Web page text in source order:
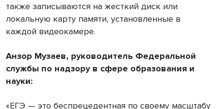
также записываются на жесткий диск или
локальную карту памяти, установленные в
каждой видеокамере.
Анзор Музаев, руководитель Федеральной
службы по надзору в сфере образования и
науки:
«ЕГЭ — это беспрецедентная по своему масштабу